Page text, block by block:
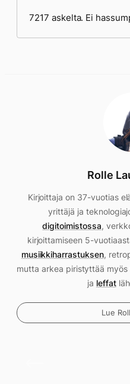
7217 askelta. Ei
Rolle
Kirjoittaja on 37-vuotias
yrittäjä ja
digitoimistossa,
kirjoittamiseen 5-
musiikkiharrastuksen,
mutta arkea piristyttää myös
ja leffat
Lue